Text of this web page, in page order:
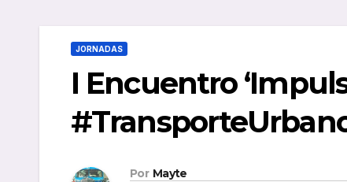
JORNADAS
I Encuentro
Por Mayte